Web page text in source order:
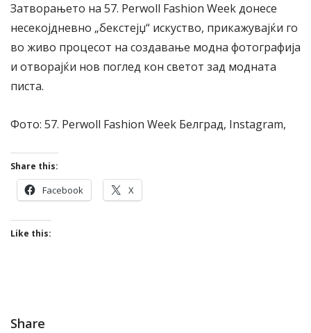
Затворањето на 57. Perwoll Fashion Week донесе
несекојдневно „бекстејџ“ искуство, прикажувајќи го
во живо процесот на создавање модна фотографија
и отворајќи нов поглед кон светот зад модната
писта.
Фото: 57. Perwoll Fashion Week Белград, Instagram,
Share this:
Facebook X
Like this:
Share